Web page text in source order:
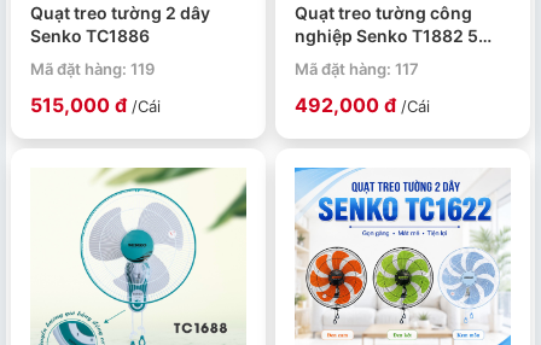
Quạt treo tường 2 dây
Senko TC1886
Mã đặt hàng: 119
515,000 đ /Cái
Quạt treo tường công
nghiệp Senko T1882 5
cánh 43cm
Mã đặt hàng: 117
492,000 đ /Cái